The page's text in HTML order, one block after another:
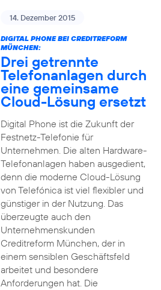
14. Dezember 2015
DIGITAL PHONE BEI CREDITREFORM
MÜNCHEN:
Drei getrennte
Telefonanlagen durch
eine gemeinsame
Cloud-Lösung ersetzt
Digital Phone ist die Zukunft der
Festnetz-Telefonie für
Unternehmen. Die alten Hardware-
Telefonanlagen haben ausgedient,
denn die moderne Cloud-Lösung
von Telefónica ist viel flexibler und
günstiger in der Nutzung. Das
überzeugte auch den
Unternehmenskunden
Creditreform München, der in
einem sensiblen Geschäftsfeld
arbeitet und besondere
Anforderungen hat. Die